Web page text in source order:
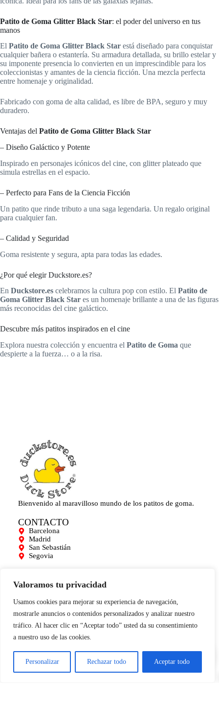
Valoramos tu privacidad
Usamos cookies para mejorar su experiencia de navegación,
mostrarle anuncios o contenidos personalizados y analizar nuestro
tráfico. Al hacer clic en “Aceptar todo” usted da su consentimiento
a nuestro uso de las cookies.
Personalizar Rechazar todo Aceptar todo
Patito de Goma Glitter Black Star: el poder del universo en tus
manos
El Patito de Goma Glitter Black Star está diseñado para conquistar
cualquier bañera o estantería. Su armadura detallada, su brillo estelar y
su imponente presencia lo convierten en un imprescindible para los
coleccionistas y amantes de la ciencia ficción. Una mezcla perfecta
entre homenaje y originalidad.
Fabricado con goma de alta calidad, es libre de BPA, seguro y muy
duradero.
Ventajas del Patito de Goma Glitter Black Star
– Diseño Galáctico y Potente
Inspirado en personajes icónicos del cine, con glitter plateado que
simula estrellas en el espacio.
– Perfecto para Fans de la Ciencia Ficción
Un patito que rinde tributo a una saga legendaria. Un regalo original
para cualquier fan.
– Calidad y Seguridad
Goma resistente y segura, apta para todas las edades.
¿Por qué elegir Duckstore.es?
En Duckstore.es celebramos la cultura pop con estilo. El Patito de
Goma Glitter Black Star es un homenaje brillante a una de las figuras
más reconocidas del cine galáctico.
Descubre más patitos inspirados en el cine
Explora nuestra colección y encuentra el Patito de Goma que
despierte a la fuerza… o a la risa.
Bienvenido al maravilloso mundo de los patitos de goma.
CONTACTO
Barcelona
Madrid
San Sebastián
Segovia
Mi cuenta
Para empresas
Limpieza de Patitos
Blog
INFORMACIÓN
Términos y condiciones
Política de cookies